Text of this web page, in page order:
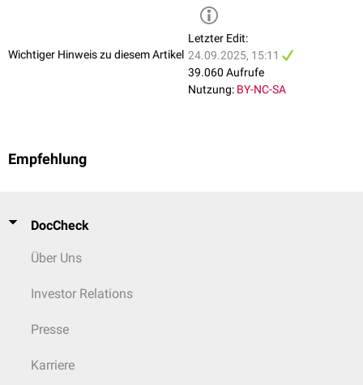
Wichtiger Hinweis zu diesem Artikel
Letzter Edit:
24.09.2025, 15:11
39.060 Aufrufe
Nutzung: BY-NC-SA
Empfehlung
DocCheck
Über Uns
Investor Relations
Presse
Karriere